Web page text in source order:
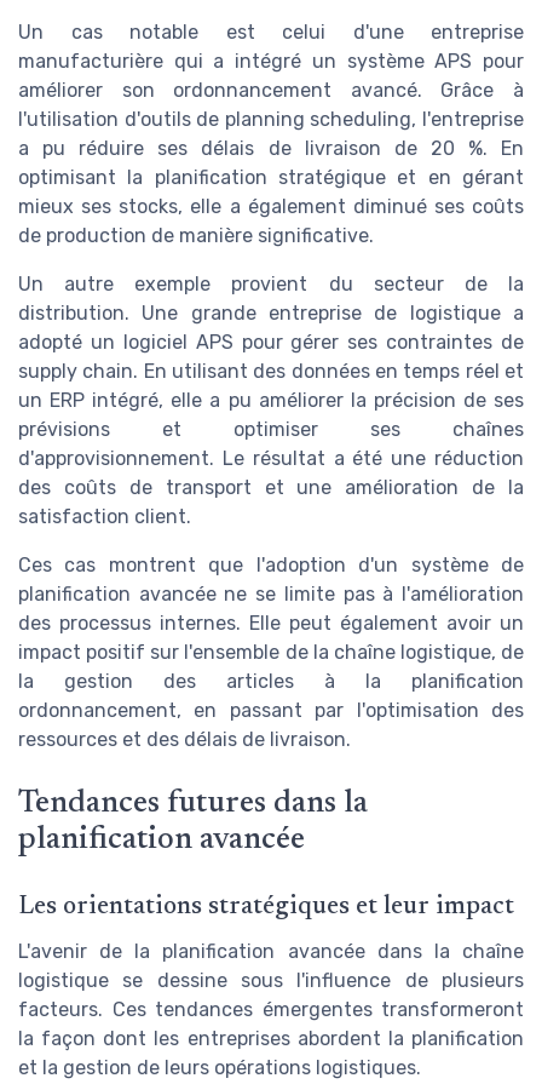
Un cas notable est celui d'une entreprise
manufacturière qui a intégré un système APS pour
améliorer son ordonnancement avancé. Grâce à
l'utilisation d'outils de planning scheduling, l'entreprise
a pu réduire ses délais de livraison de 20 %. En
optimisant la planification stratégique et en gérant
mieux ses stocks, elle a également diminué ses coûts
de production de manière significative.
Un autre exemple provient du secteur de la
distribution. Une grande entreprise de logistique a
adopté un logiciel APS pour gérer ses contraintes de
supply chain. En utilisant des données en temps réel et
un ERP intégré, elle a pu améliorer la précision de ses
prévisions et optimiser ses chaînes
d'approvisionnement. Le résultat a été une réduction
des coûts de transport et une amélioration de la
satisfaction client.
Ces cas montrent que l'adoption d'un système de
planification avancée ne se limite pas à l'amélioration
des processus internes. Elle peut également avoir un
impact positif sur l'ensemble de la chaîne logistique, de
la gestion des articles à la planification
ordonnancement, en passant par l'optimisation des
ressources et des délais de livraison.
Tendances futures dans la
planification avancée
Les orientations stratégiques et leur impact
L'avenir de la planification avancée dans la chaîne
logistique se dessine sous l'influence de plusieurs
facteurs. Ces tendances émergentes transformeront
la façon dont les entreprises abordent la planification
et la gestion de leurs opérations logistiques.